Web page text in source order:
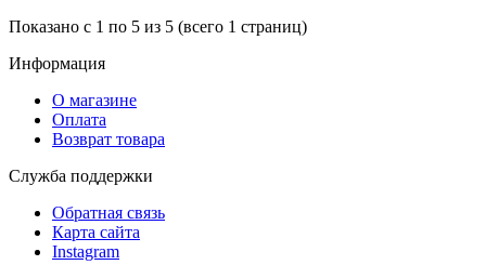
Показано с 1 по 5 из 5 (всего 1 страниц)
Информация
О магазине
Оплата
Возврат товара
Служба поддержки
Обратная связь
Карта сайта
Instagram